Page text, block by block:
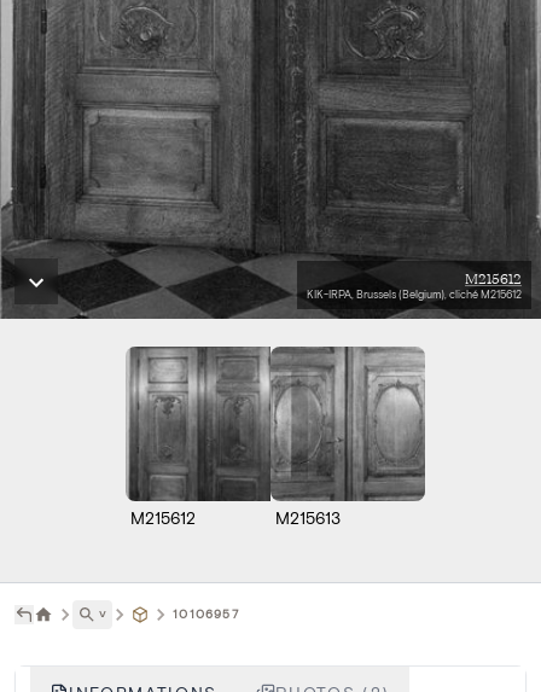
M215612
KIK-IRPA, Brussels (Belgium), cliché M215612
M215612 M215613
˅ 10106957